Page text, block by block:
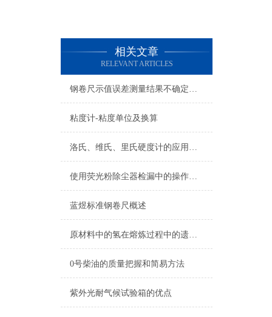
相关文章
RELEVANT ARTICLES
钢卷尺示值误差测量结果不确定度评定报告
粘度计-粘度单位及换算
洛氏、维氏、里氏硬度计的应用与如何选择
使用荧光粉除尘器检漏中的操作指南点击次数
蓝煜标准钢卷尺概述
原材料中的氢在熔炼过程中的遗传性
0号柴油的质量把握和简易方法
紫外光耐气候试验箱的优点